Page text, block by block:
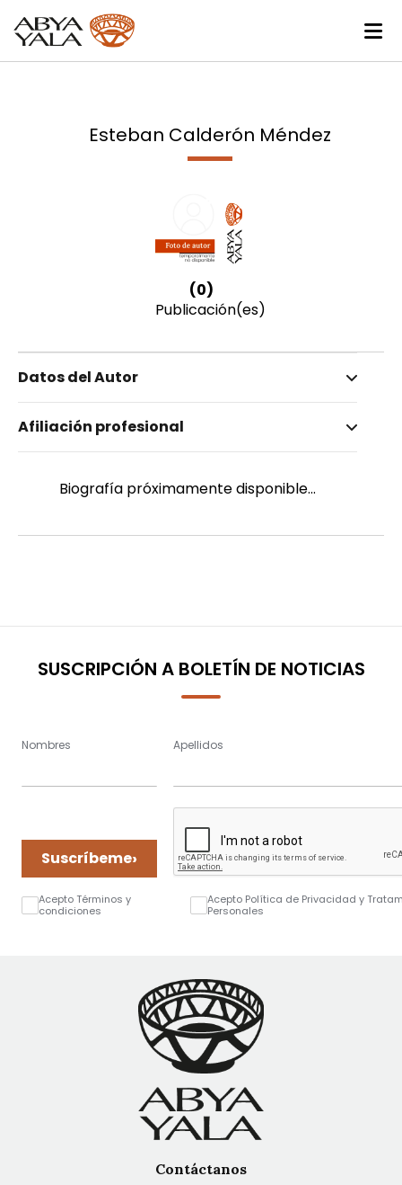
Esteban Calderón Méndez
(0)
Publicación(es)
Datos del Autor
Calderón Méndez, Esteban
Masculino
Afiliación profesional
Biografía próximamente disponible...
SUSCRIPCIÓN A BOLETÍN DE NOTICIAS
Nombres Apellidos
Suscríbeme›
Acepto Términos y
condiciones
Acepto Política de Privacidad y
Personales
Contáctanos